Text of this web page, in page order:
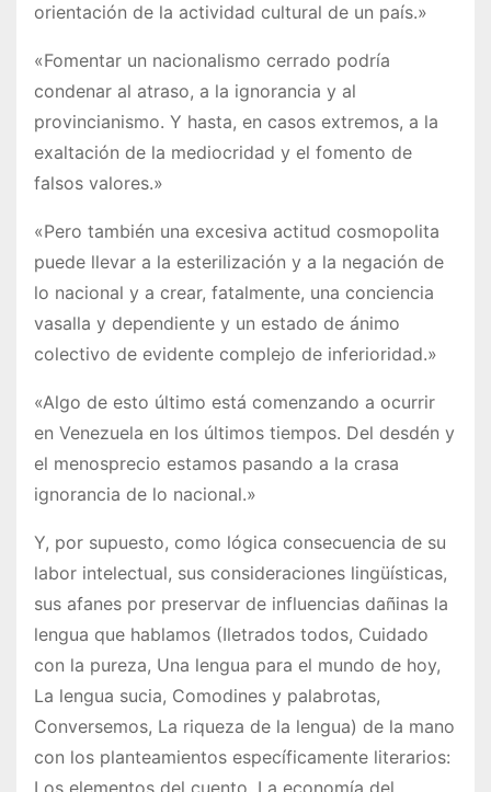
orientación de la actividad cultural de un país.»
«Fomentar un nacionalismo cerrado podría
condenar al atraso, a la ignorancia y al
provincianismo. Y hasta, en casos extremos, a la
exaltación de la mediocridad y el fomento de
falsos valores.»
«Pero también una excesiva actitud cosmopolita
puede llevar a la esterilización y a la negación de
lo nacional y a crear, fatalmente, una conciencia
vasalla y dependiente y un estado de ánimo
colectivo de evidente complejo de inferioridad.»
«Algo de esto último está comenzando a ocurrir
en Venezuela en los últimos tiempos. Del desdén y
el menosprecio estamos pasando a la crasa
ignorancia de lo nacional.»
Y, por supuesto, como lógica consecuencia de su
labor intelectual, sus consideraciones lingüísticas,
sus afanes por preservar de influencias dañinas la
lengua que hablamos (Iletrados todos, Cuidado
con la pureza, Una lengua para el mundo de hoy,
La lengua sucia, Comodines y palabrotas,
Conversemos, La riqueza de la lengua) de la mano
con los planteamientos específicamente literarios:
Los elementos del cuento, La economía del